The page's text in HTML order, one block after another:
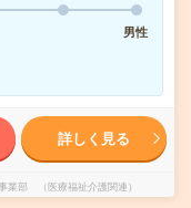
男性
詳しく見る
業部 （医療福祉介護関連）